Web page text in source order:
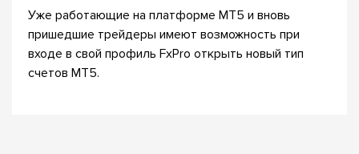
Уже работающие на платформе MT5 и вновь
пришедшие трейдеры имеют возможность при
входе в свой профиль FxPro открыть новый тип
счетов MT5.